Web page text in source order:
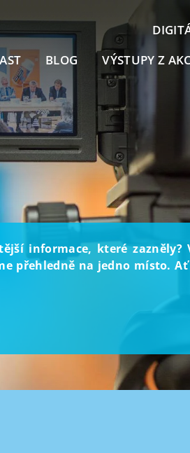
BLOG VÝSTUPY Z
informace, které zazněly?
přehledně na jedno místo.